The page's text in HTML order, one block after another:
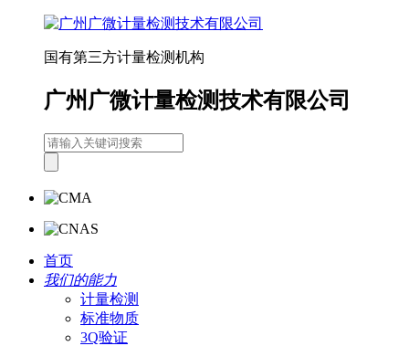
国有第三方计量检测机构
广州广微计量检测技术有限公司
首页
我们的能力
计量检测
标准物质
3Q验证